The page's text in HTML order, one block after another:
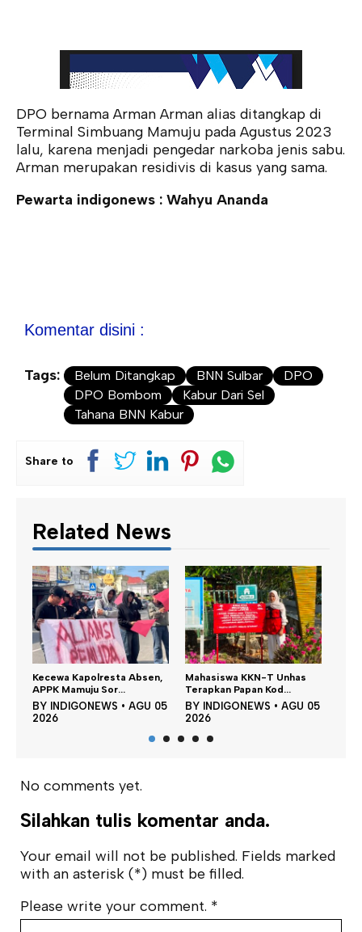
DPO bernama Arman Arman alias ditangkap di
Terminal Simbuang Mamuju pada Agustus 2023
lalu, karena menjadi pengedar narkoba jenis sabu.
Arman merupakan residivis di kasus yang sama.
Pewarta indigonews : Wahyu Ananda
Komentar disini :
Tags: Belum Ditangkap BNN Sulbar
DPO
DPO Bombom
Kabur Dari Sel
Tahana BNN Kabur
Share to
Related News
Absen,
AGU 05
Mahasiswa KKN-T Unhas
Terapkan Papan Kod...
BYINDIGONEWS • AGU 05
Satu DPO Pengeroyokan
SPBU Tapalang Dita...
BYINDIGONEWS •
No comments yet.
Silahkan tulis komentar anda.
Your email will not be published. Fields marked
with an asterisk (*) must be filled.
Please write your comment. *